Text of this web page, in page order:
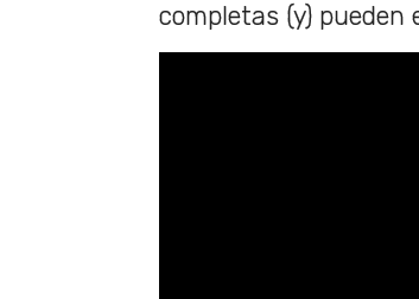
completas (y) pueden